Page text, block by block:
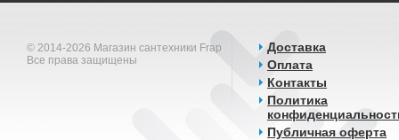
© 2014-2026 Магазин сантехники Frap
Все права защищены
Доставка
Оплата
Контакты
Политика
Публичная оферта